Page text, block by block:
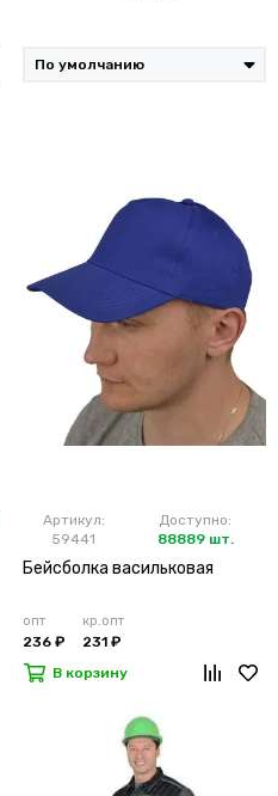
Артикул:
59441
Доступно:
88889 шт.
Бейсболка васильковая
опт
236 ₽
кр.опт
231 ₽
В корзину